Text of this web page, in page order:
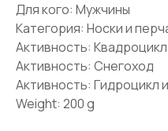
Для кого: Мужчины
Категория: Носки и
Активность: Квадроцикл
Активность: Снегоход
Активность: Гидроцикл
Weight: 200 g
ПОКУПАТЕЛЯМ
КАТАЛОГ
ДОСТАВКА И ОПЛАТА
ВОЗВРАТ И ОБМЕН
ПОДАРОЧНЫЕ СЕРТИФИКАТЫ